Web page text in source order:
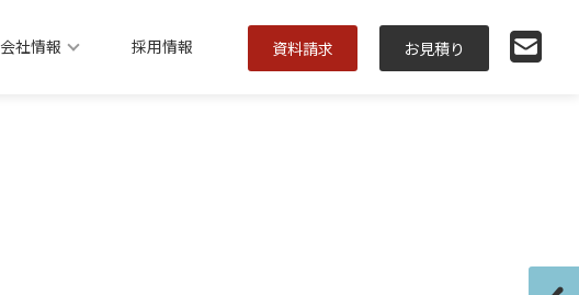
会社情報 採用情報 資料請求 お見積り